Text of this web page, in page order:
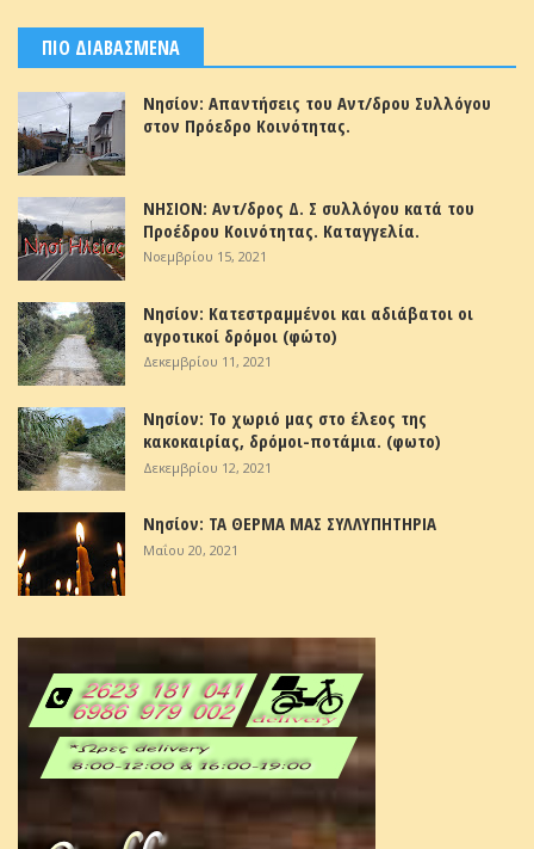
ΠΙΟ ΔΙΑΒΑΣΜΕΝΑ
Νησίον: Απαντήσεις του Αντ/δρου Συλλόγου
στον Πρόεδρο Κοινότητας.
ΝΗΣΙΟΝ: Αντ/δρος Δ. Σ συλλόγου κατά του
Προέδρου Κοινότητας. Καταγγελία.
Νοεμβρίου 15, 2021
Νησίον: Κατεστραμμένοι και αδιάβατοι οι
αγροτικοί δρόμοι (φώτο)
Δεκεμβρίου 11, 2021
Νησίον: Το χωριό μας στο έλεος της
κακοκαιρίας, δρόμοι-ποτάμια. (φωτο)
Δεκεμβρίου 12, 2021
Νησίον: ΤΑ ΘΕΡΜΑ ΜΑΣ ΣΥΛΛΥΠΗΤΗΡΙΑ
Μαΐου 20, 2021